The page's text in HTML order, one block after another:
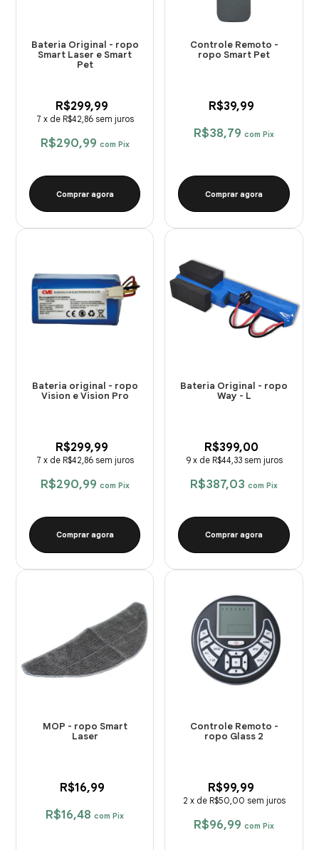
Bateria Original - ropo
Smart Laser e Smart
Pet
R$299,99
R$290,99 com Pix
7 x de R$42,86 sem juros
Comprar agora
Controle Remoto -
ropo Smart Pet
R$39,99
R$38,79com Pix
Comprar agora
Bateria original - ropo
Vision e Vision Pro
R$299,99
R$290,99 com Pix
7 x de R$42,86 sem juros
Comprar agora
Bateria Original - ropo
Way - L
R$399,00
R$387,03com Pix
9 x de R$44,33 sem juros
Comprar agora
MOP - ropo Smart
Laser
R$16,99
R$16,48com Pix
Controle Remoto -
ropo Glass 2
R$99,99
R$96,99com Pix
2 x de R$50,00 sem juros